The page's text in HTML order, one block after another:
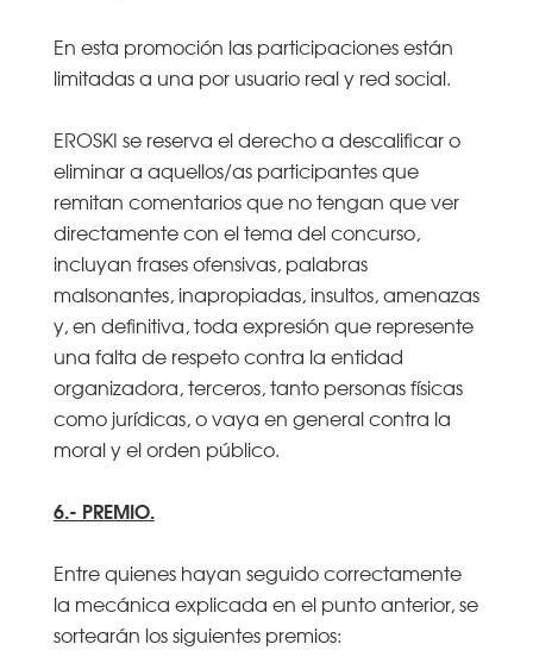
En esta promoción las participaciones están
limitadas a una por usuario real y red social.
EROSKI se reserva el derecho a descalificar o
eliminar a aquellos/as participantes que
remitan comentarios que no tengan que ver
directamente con el tema del concurso,
incluyan frases ofensivas, palabras
malsonantes, inapropiadas, insultos, amenazas
y, en definitiva, toda expresión que represente
una falta de respeto contra la entidad
organizadora, terceros, tanto personas físicas
como jurídicas, o vaya en general contra la
moral y el orden público.
6.- PREMIO.
Entre quienes hayan seguido correctamente
la mecánica explicada en el punto anterior, se
sortearán los siguientes premios: